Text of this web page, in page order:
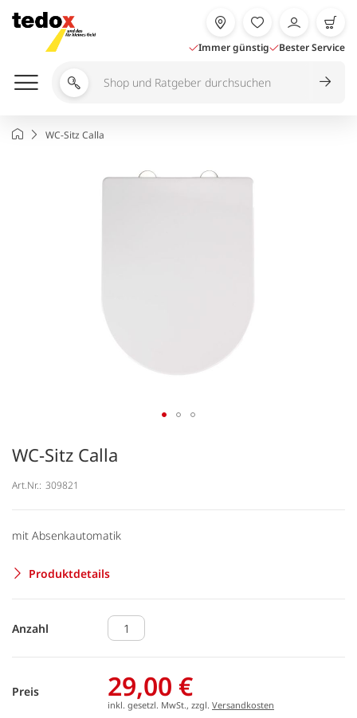
Inhalt
springen
Immer günstig Bester Service
Shop
StartseiteWC-Sitz Calla
WC-Sitz Calla
Art.Nr.: 309821
mit Absenkautomatik
Produktdetails
Anzahl
Preis 29,00 €
inkl. gesetzl. MwSt., zzgl. Versandkosten